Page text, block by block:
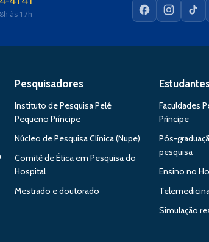
às 17h Facebook
Pesquisadores
Instituto de Pesquisa Pelé
Pequeno Príncipe
Núcleo de Pesquisa Clínica (Nupe)
Comitê de Ética em Pesquisa do
Hospital
Mestrado e doutorado
Faculdades
Príncipe
Pós-
pesquisa
Ensino no
Simulação